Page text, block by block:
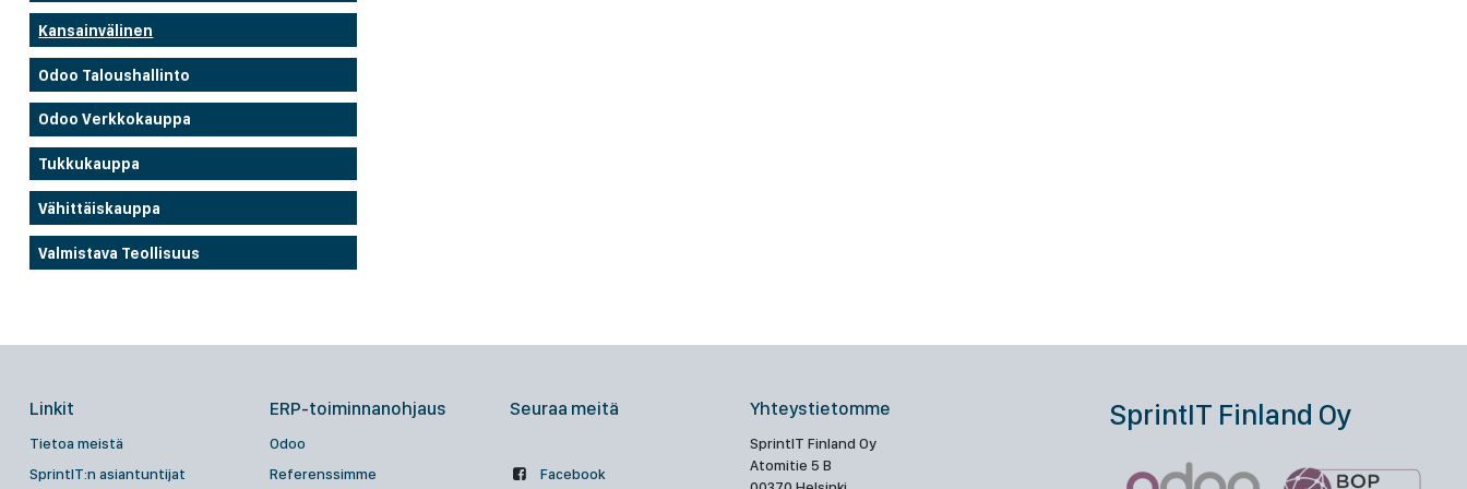
Kansainvälinen
Odoo Taloushallinto
Odoo Verkkokauppa
Tukkukauppa
Vähittäiskauppa
Valmistava Teollisuus
Linkit
Tietoa meistä
SprintIT:n asiantuntijat
ERP-toiminnanohjaus
Odoo
Referenssimme
Seuraa meitä
Facebook
Yhteystietomme
SprintIT Finland Oy
Atomitie 5 B
SprintIT Finland Oy